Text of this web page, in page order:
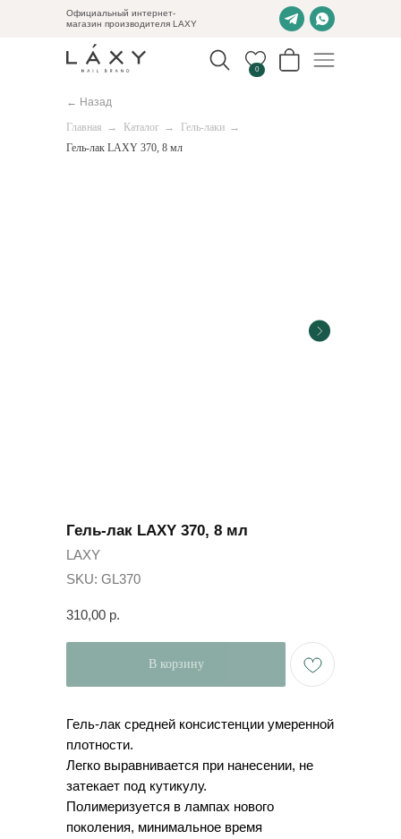
Официальный интернет-
магазин производителя LAXY
0
← Назад
Главная → Каталог → Гель-лаки →
Гель-лак LAXY 370, 8 мл
Гель-лак LAXY 370, 8 мл
LAXY
SKU: GL370
310,00 р.
В корзину
Гель-лак средней консистенции умеренной
плотности.
Легко выравнивается при нанесении, не
затекает под кутикулу.
Полимеризуется в лампах нового
поколения, минимальное время